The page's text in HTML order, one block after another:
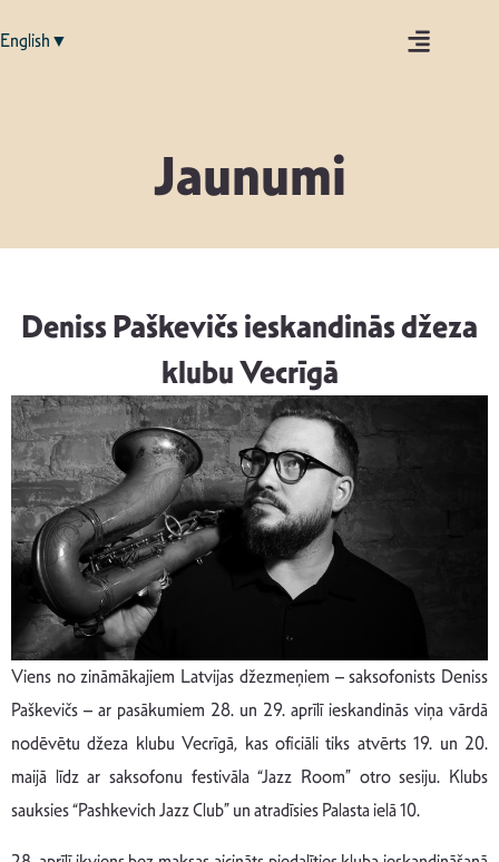
English▼
Jaunumi
Deniss Paškevičs ieskandinās džeza
klubu Vecrīgā
Viens no zināmākajiem Latvijas džezmeņiem – saksofonists Deniss
Paškevičs – ar pasākumiem 28. un 29. aprīlī ieskandinās viņa vārdā
nodēvētu džeza klubu Vecrīgā, kas oficiāli tiks atvērts 19. un 20.
maijā līdz ar saksofonu festivāla “Jazz Room” otro sesiju. Klubs
sauksies “Pashkevich Jazz Club” un atradīsies Palasta ielā 10.